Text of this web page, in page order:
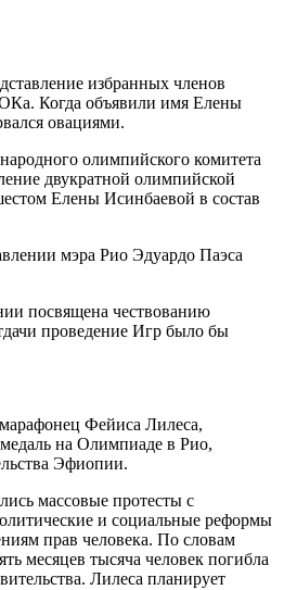
избранных членов
Когда объявили имя Елены
овациями.
олимпийского комитета
двукратной олимпийской
Елены Исинбаевой в состав
мэра Рио Эдуардо Паэса
посвящена чествованию
проведение Игр было бы
Фейиса Лилеса,
на Олимпиаде в Рио,
Эфиопии.
массовые протесты с
и социальные реформы
прав человека. По словам
месяцев тысяча человек погибла
Лилеса планирует